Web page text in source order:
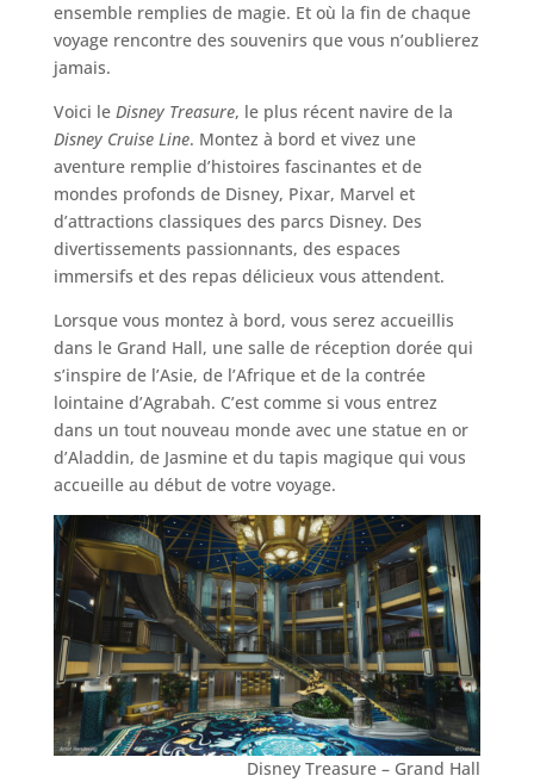
ensemble remplies de magie. Et où la fin de chaque
voyage rencontre des souvenirs que vous n’oublierez
jamais.
Voici le Disney Treasure, le plus récent navire de la
Disney Cruise Line. Montez à bord et vivez une
aventure remplie d’histoires fascinantes et de
mondes profonds de Disney, Pixar, Marvel et
d’attractions classiques des parcs Disney. Des
divertissements passionnants, des espaces
immersifs et des repas délicieux vous attendent.
Lorsque vous montez à bord, vous serez accueillis
dans le Grand Hall, une salle de réception dorée qui
s’inspire de l’Asie, de l’Afrique et de la contrée
lointaine d’Agrabah. C’est comme si vous entrez
dans un tout nouveau monde avec une statue en or
d’Aladdin, de Jasmine et du tapis magique qui vous
accueille au début de votre voyage.
Disney Treasure – Grand Hall